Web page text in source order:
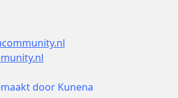
door Kunena